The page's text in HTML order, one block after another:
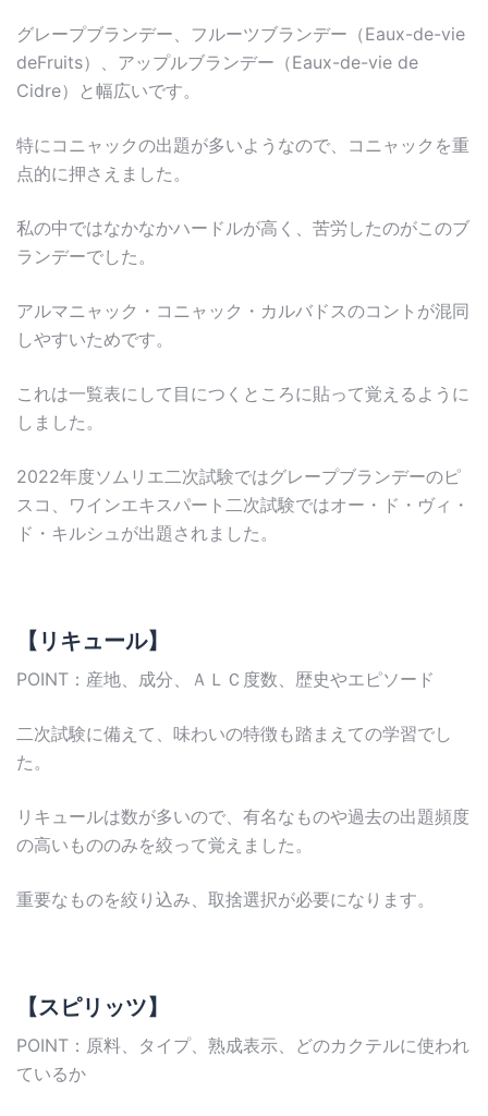
グレープブランデー、フルーツブランデー（Eaux-de-vie
deFruits）、アップルブランデー（Eaux-de-vie de
Cidre）と幅広いです。
特にコニャックの出題が多いようなので、コニャックを重
点的に押さえました。
私の中ではなかなかハードルが高く、苦労したのがこのブ
ランデーでした。
アルマニャック・コニャック・カルバドスのコントが混同
しやすいためです。
これは一覧表にして目につくところに貼って覚えるように
しました。
2022年度ソムリエ二次試験ではグレープブランデーのピ
スコ、ワインエキスパート二次試験ではオー・ド・ヴィ・
ド・キルシュが出題されました。
【リキュール】
POINT：産地、成分、ＡＬＣ度数、歴史やエピソード
二次試験に備えて、味わいの特徴も踏まえての学習でし
た。
リキュールは数が多いので、有名なものや過去の出題頻度
の高いもののみを絞って覚えました。
重要なものを絞り込み、取捨選択が必要になります。
【スピリッツ】
POINT：原料、タイプ、熟成表示、どのカクテルに使われ
ているか